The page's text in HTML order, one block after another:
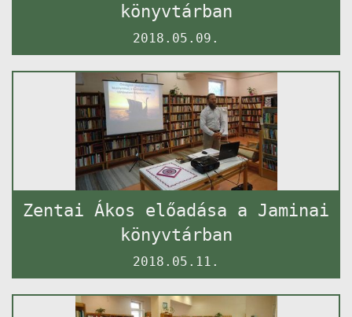
könyvtárban
2018.05.09.
Zentai Ákos előadása a Jaminai
könyvtárban
2018.05.11.